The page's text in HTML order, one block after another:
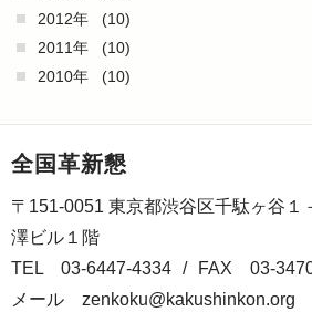
2012年
(10)
2011年
(10)
2010年
(10)
全国革新懇
〒151-0051 東京都渋谷区千駄ヶ谷
澤ビル１階
TEL 03-6447-4334 /
FAX 03-
メール zenkoku@kakushinkon.org